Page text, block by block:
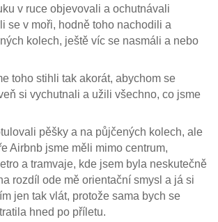
v ruce objevovali a ochutnávali
se v moři, hodně toho nachodili a
kolech, ještě víc se nasmáli a nebo
toho stihli tak akorát, abychom se
si vychutnali a užili všechno, co jsme
pěšky a na půjčených kolech, ale
Airbnb jsme měli mimo centrum,
a tramvaje, kde jsem byla neskutečně
rozdíl ode mě orientační smysl a já si
jen tak vlát, protože sama bych se
hned po příletu.